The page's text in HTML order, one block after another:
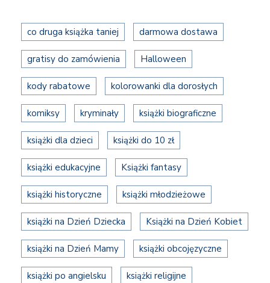
co druga książka taniej darmowa dostawa
gratisy do zamówienia Halloween
kody rabatowe kolorowanki dla dorosłych
komiksy kryminały książki biograficzne
książki dla dzieci książki do 10 zł
książki edukacyjne Książki fantasy
książki historyczne książki młodzieżowe
książki na Dzień Dziecka Książki na Dzień Kobiet
książki na Dzień Mamy książki obcojęzyczne
książki po angielsku książki religijne